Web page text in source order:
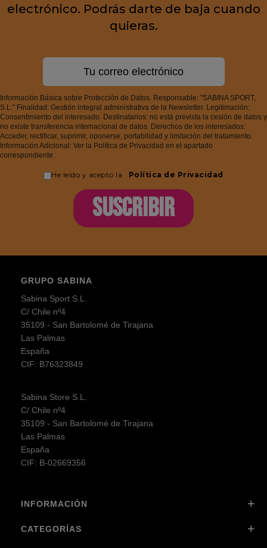
electrónico. Podrás darte de baja cuando
quieras.
Información Básica sobre Protección de Datos. Responsable: "SABINA SPORT,
S.L." Finalidad: Gestión integral administrativa de la Newsletter. Legitimación:
Consentimiento del interesado. Destinatarios: no está prevista la cesión de datos y
no existe transferencia internacional de datos. Derechos de los interesados:
Acceder, rectificar, suprimir, oponerse, portabilidad y limitación del tratamiento.
Información Adicional: Ver la Política de Privacidad en el apartado
correspondiente.
He leído y acepto la Política de Privacidad
SUSCRIBIR
GRUPO SABINA
Sabina Sport S.L.
C/ Chile nº4
35109 - San Bartolomé de Tirajana
Las Palmas
España
CIF: B76323849
Sabina Store S.L.
C/ Chile nº4
35109 - San Bartolomé de Tirajana
Las Palmas
España
CIF: B-02669356
INFORMACIÓN
CATEGORÍAS